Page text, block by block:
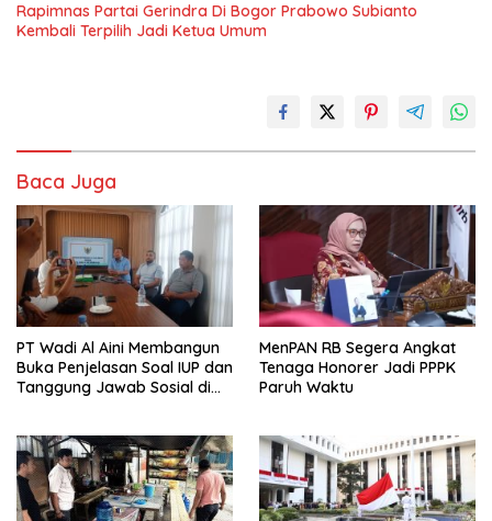
Rapimnas Partai Gerindra Di Bogor Prabowo Subianto
Kembali Terpilih Jadi Ketua Umum
Baca Juga
PT Wadi Al Aini Membangun
Buka Penjelasan Soal IUP dan
Tanggung Jawab Sosial di
MenPAN RB Segera Angkat
Tenaga Honorer Jadi PPPK
Paruh Waktu